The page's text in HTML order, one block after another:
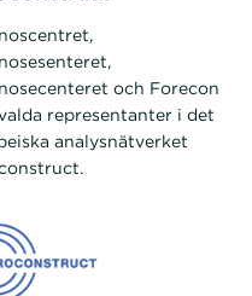
och Forecon
representanter i det
analysnätverket